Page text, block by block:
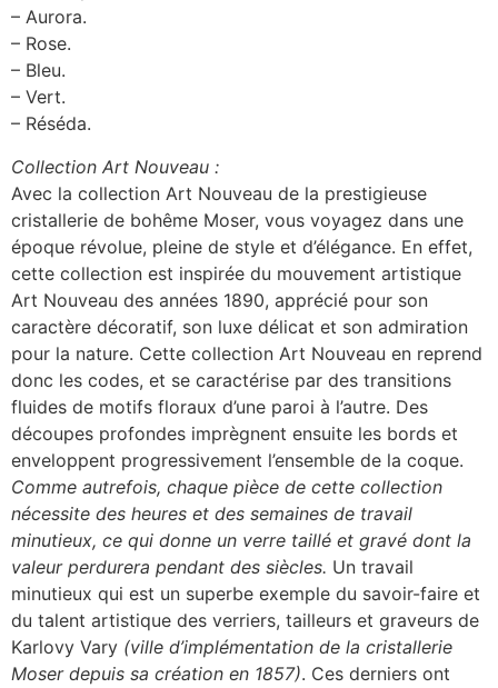
– Aurora.
– Rose.
– Bleu.
– Vert.
– Réséda.
Collection Art Nouveau :
Avec la collection Art Nouveau de la prestigieuse
cristallerie de bohême Moser, vous voyagez dans une
époque révolue, pleine de style et d’élégance. En effet,
cette collection est inspirée du mouvement artistique
Art Nouveau des années 1890, apprécié pour son
caractère décoratif, son luxe délicat et son admiration
pour la nature. Cette collection Art Nouveau en reprend
donc les codes, et se caractérise par des transitions
fluides de motifs floraux d’une paroi à l’autre. Des
découpes profondes imprègnent ensuite les bords et
enveloppent progressivement l’ensemble de la coque.
Comme autrefois, chaque pièce de cette collection
nécessite des heures et des semaines de travail
minutieux, ce qui donne un verre taillé et gravé dont la
valeur perdurera pendant des siècles. Un travail
minutieux qui est un superbe exemple du savoir-faire et
du talent artistique des verriers, tailleurs et graveurs de
Karlovy Vary (ville d’implémentation de la cristallerie
Moser depuis sa création en 1857). Ces derniers ont